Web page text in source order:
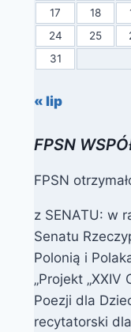
17
18
24
25
31
« lip
FPSN
FPSN
z SENATU: w
Senatu
Polonią i
„Projekt
Poezji dla
recytatorski